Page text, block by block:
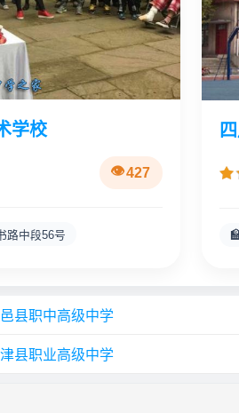
学校
427
路中段56号
县职中高级中学
县职业高级中学